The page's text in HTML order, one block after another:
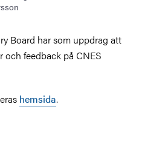
Board har som uppdrag att
och feedback på CNES
hemsida.